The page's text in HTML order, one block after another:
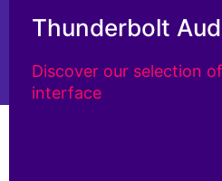
Thunderbolt
Discover our selection
interface